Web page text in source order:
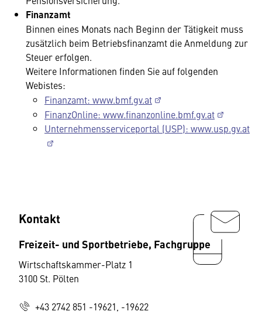
Finanzamt
Binnen eines Monats nach Beginn der Tätigkeit muss
zusätzlich beim Betriebsfinanzamt die Anmeldung zur
Steuer erfolgen.
Weitere Informationen finden Sie auf folgenden
Webistes:
Finanzamt: www.bmf.gv.at
FinanzOnline: www.finanzonline.bmf.gv.at
Unternehmensserviceportal (USP): www.usp.gv.at
Kontakt
Freizeit- und Sportbetriebe, Fachgruppe
Wirtschaftskammer-Platz 1
3100 St. Pölten
+43 2742 851 -19621, -19622